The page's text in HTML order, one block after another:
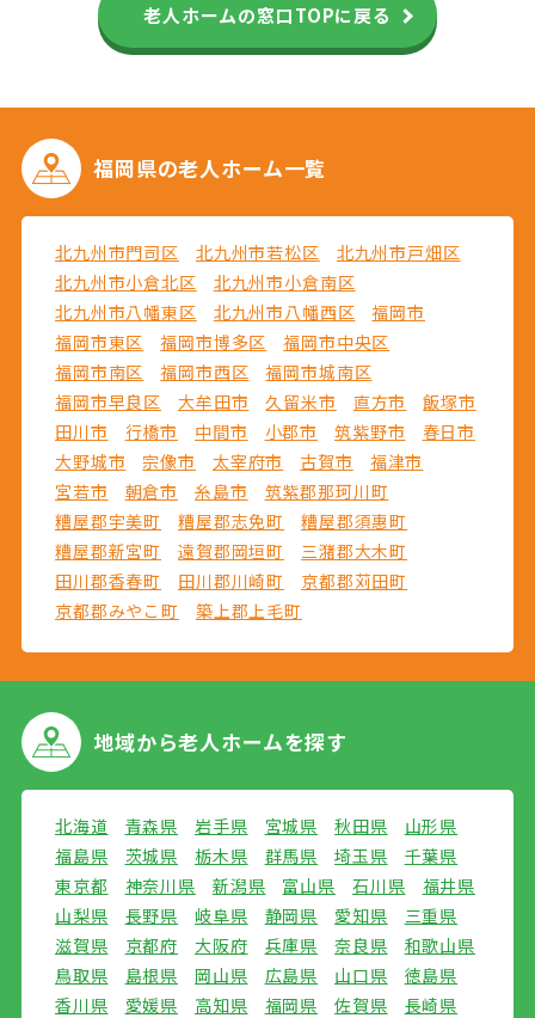
老人ホームの窓口TOPに戻る
福岡県の老人ホーム一覧
北九州市門司区 北九州市若松区
北九州市戸畑区
北九州市小倉北区
北九州市小倉南区
北九州市八幡東区
北九州市八幡西区
福岡市
福岡市東区
福岡市博多区
福岡市中央区
福岡市南区
福岡市西区
福岡市城南区
福岡市早良区
大牟田市 久留米市 直方市
飯塚市
田川市
行橋市 中間市 小郡市 筑紫野市
春日市
大野城市
宗像市 太宰府市 古賀市
福津市
宮若市
朝倉市 糸島市
筑紫郡那珂川町
糟屋郡宇美町
糟屋郡志免町
糟屋郡須惠町
糟屋郡新宮町
遠賀郡岡垣町
三潴郡大木町
田川郡香春町
田川郡川崎町
京都郡苅田町
京都郡みやこ町
築上郡上毛町
地域から老人ホームを探す
北海道 青森県 岩手県 宮城県 秋田県
山形県
福島県
茨城県 栃木県 群馬県 埼玉県
千葉県
東京都
神奈川県 新潟県 富山県 石川県
福井県
山梨県
長野県 岐阜県 静岡県 愛知県
三重県
滋賀県
京都府 大阪府 兵庫県 奈良県
和歌山県
鳥取県
島根県 岡山県 広島県 山口県
徳島県
香川県
愛媛県 高知県 福岡県 佐賀県
長崎県